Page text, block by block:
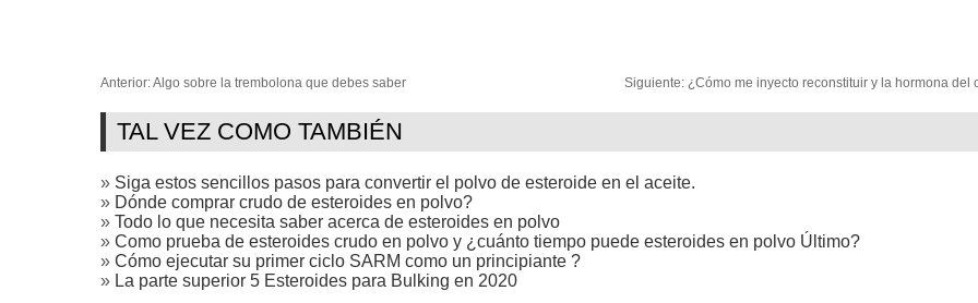
Anterior:Algo sobre la trembolona que debes saber Siguiente: ¿Cómo me inyecto reconstituir y la hormona del
TAL VEZ COMO TAMBIÉN
» Siga estos sencillos pasos para convertir el polvo de esteroide en el aceite.
» Dónde comprar crudo de esteroides en polvo?
» Todo lo que necesita saber acerca de esteroides en polvo
» Como prueba de esteroides crudo en polvo y ¿cuánto tiempo puede esteroides en polvo Último?
» Cómo ejecutar su primer ciclo SARM como un principiante ?
» La parte superior 5 Esteroides para Bulking en 2020